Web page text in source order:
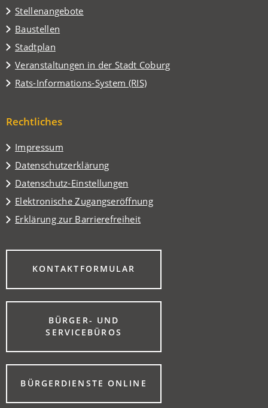
Stellenangebote
Baustellen
Stadtplan
(Öffnet
in
einem
neuen
Veranstaltungen in der Stadt Coburg
(Öffnet
in
einem
Tab)
Rats-Informations-System (RIS)
(Öffnet
neuen
Rechtliches
Impressum
Datenschutzerklärung
Datenschutz-Einstellungen
Elektronische Zugangseröffnung
Erklärung zur Barrierefreiheit
KONTAKTFORMULAR
(ÖFFNET
EINEM
NEUEN
BÜRGER- UND
SERVICEBÜROS
(ÖFFNET
EINEM
NEUEN
TAB)BÜRGERDIENSTE ONLINE
(ÖFFNET